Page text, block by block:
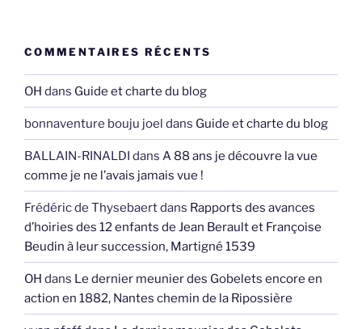
COMMENTAIRES RÉCENTS
OH dans Guide et charte du blog
bonnaventure bouju joel dans Guide et charte du blog
BALLAIN-RINALDI dans A 88 ans je découvre la vue
comme je ne l’avais jamais vue !
Frédéric de Thysebaertdans Rapports des avances
d’hoiries des 12 enfants de Jean Berault et Françoise
Beudin à leur succession, Martigné 1539
OH dans Le dernier meunier des Gobelets encore en
action en 1882, Nantes chemin de la Ripossière